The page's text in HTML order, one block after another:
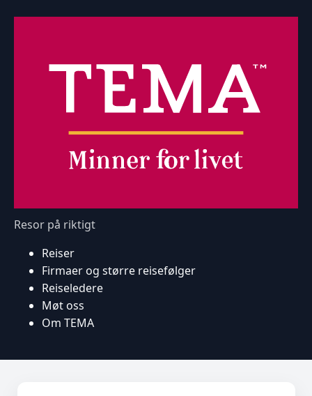
Resor på riktigt
Reiser
Firmaer og større reisefølger
Reiseledere
Møt oss
Om TEMA